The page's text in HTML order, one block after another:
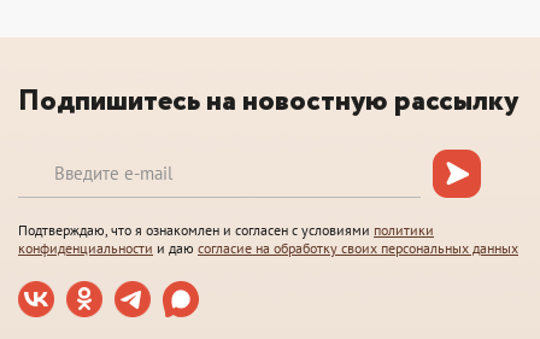
Подпишитесь на новостную рассылку
Подтверждаю, что я ознакомлен и согласен с условиями политики
конфиденциальности и даю согласие на обработку своих персональных данных